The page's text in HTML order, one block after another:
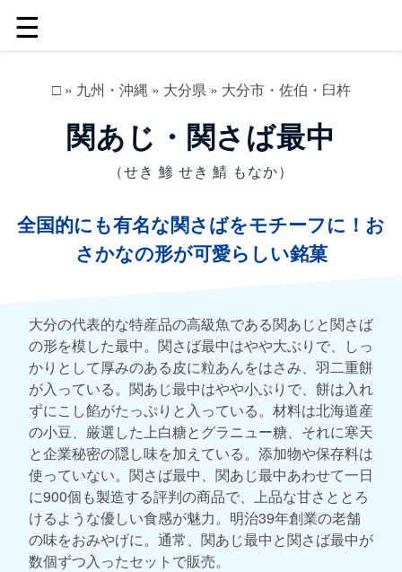
☰
□» 九州・沖縄 » 大分県» 大分市・佐伯・臼杵
関あじ・関さば最中
（せき 鯵 せき 鯖 もなか）
全国的にも有名な関さばをモチーフに！お
さかなの形が可愛らしい銘菓
大分の代表的な特産品の高級魚である関あじと関さば
の形を模した最中。関さば最中はやや大ぶりで、しっ
かりとして厚みのある皮に粒あんをはさみ、羽二重餅
が入っている。関あじ最中はやや小ぶりで、餅は入れ
ずにこし餡がたっぷりと入っている。材料は北海道産
の小豆、厳選した上白糖とグラニュー糖、それに寒天
と企業秘密の隠し味を加えている。添加物や保存料は
使っていない。関さば最中、関あじ最中あわせて一日
に900個も製造する評判の商品で、上品な甘さととろ
けるような優しい食感が魅力。明治39年創業の老舗
の味をおみやげに。通常、関あじ最中と関さば最中が
数個ずつ入ったセットで販売。